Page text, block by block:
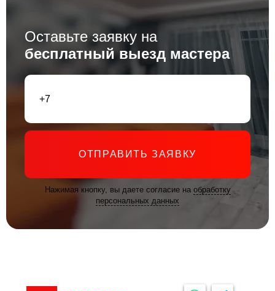
Оставьте заявку на
бесплатный выезд мастера
ОТПРАВИТЬ ЗАЯВКУ
Нажимая кнопку, вы даете согласие на обработку
персональных данных